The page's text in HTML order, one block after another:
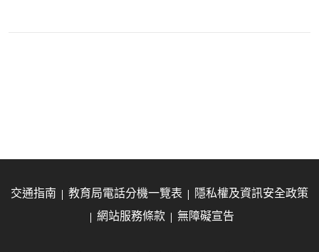
交通指南 教育局電話分機一覽表
隱私權及資訊安全政策
網站服務條款
無障礙宣告